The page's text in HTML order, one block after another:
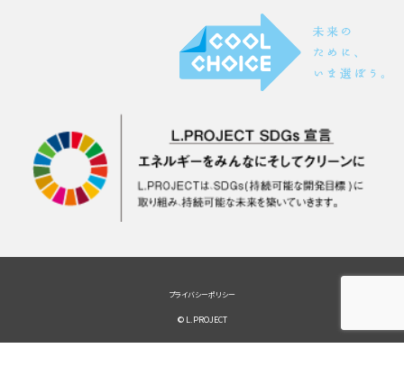
プライバシーポリシー
© L.PROJECT